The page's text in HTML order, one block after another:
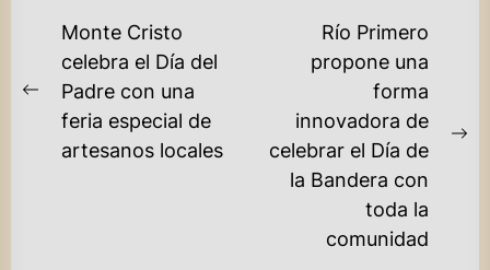
NAVEGACIÓN
ENTRADAS
Previous
post:
Monte Cristo
celebra el Día del
Padre con una
feria especial de
artesanos locales
Río Primero
propone una
forma
innovadora de
celebrar el Día de
la Bandera con
toda la
comunidad